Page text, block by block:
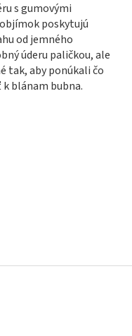
s gumovými
poskytujú
od jemného
úderu paličkou, ale
tak, aby ponúkali čo
blánam bubna.